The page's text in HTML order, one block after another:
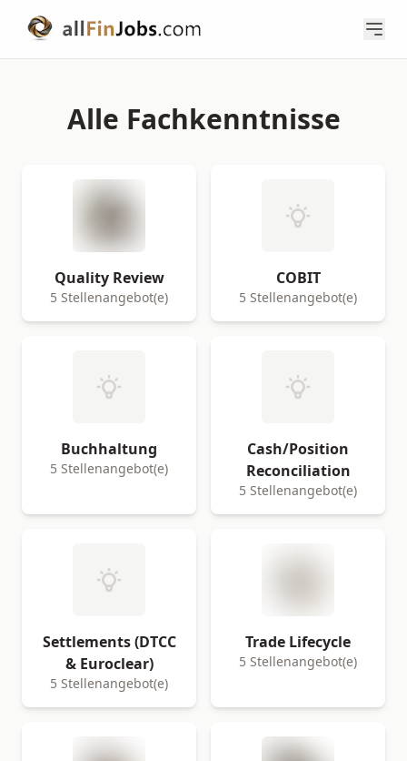
Alle Fachkenntnisse
Quality Review
5 Stellenangebot(e)
COBIT
5 Stellenangebot(e)
Buchhaltung
5 Stellenangebot(e)
Cash/Position
Reconciliation
5 Stellenangebot(e)
Settlements (DTCC
& Euroclear)
5 Stellenangebot(e)
Trade Lifecycle
5 Stellenangebot(e)